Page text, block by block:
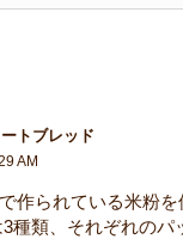
トブレッド
AM
作られている米粉を
種類、それぞれのパ